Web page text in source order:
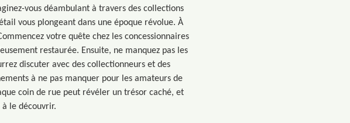
vous déambulant à travers des collections
vous plongeant dans une époque révolue. À
votre quête chez les concessionnaires
restaurée. Ensuite, ne manquez pas les
discuter avec des collectionneurs et des
à ne pas manquer pour les amateurs de
coin de rue peut révéler un trésor caché, et
le découvrir.